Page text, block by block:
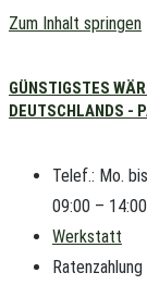
Zum Inhalt springen
GÜNSTIGSTES
DEUTSCHLANDS -
Telef.: Mo.
09:00 –
Werkstatt